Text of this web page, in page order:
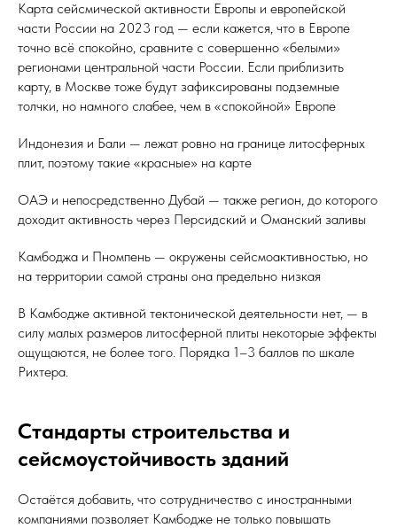
Карта сейсмической активности Европы и европейской
части России на 2023 год — если кажется, что в Европе
точно всё спокойно, сравните с совершенно «белыми»
регионами центральной части России. Если приблизить
карту, в Москве тоже будут зафиксированы подземные
толчки, но намного слабее, чем в «спокойной» Европе
Индонезия и Бали — лежат ровно на границе литосферных
плит, поэтому такие «красные» на карте
ОАЭ и непосредственно Дубай — также регион, до которого
доходит активность через Персидский и Оманский заливы
Камбоджа и Пномпень — окружены сейсмоактивностью, но
на территории самой страны она предельно низкая
В Камбодже активной тектонической деятельности нет, — в
силу малых размеров литосферной плиты некоторые эффекты
ощущаются, не более того. Порядка 1–3 баллов по шкале
Рихтера.
Стандарты строительства и
сейсмоустойчивость зданий
Остаётся добавить, что сотрудничество с иностранными
компаниями позволяет Камбодже не только повышать